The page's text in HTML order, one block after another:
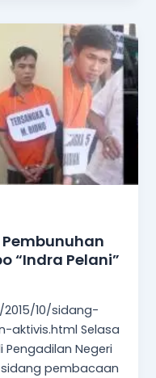
“Indra Pelani”
10/sidang-
aktivis.html Selasa
Pengadilan Negeri
sidang pembacaan